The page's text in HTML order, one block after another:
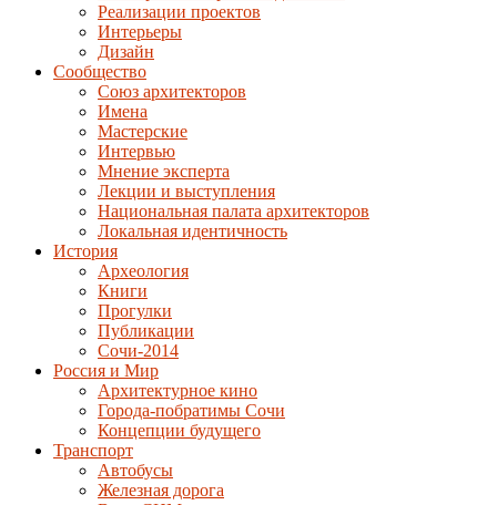
Реализации проектов
Интерьеры
Дизайн
Сообщество
Союз архитекторов
Имена
Мастерские
Интервью
Мнение эксперта
Лекции и выступления
Национальная палата архитекторов
Локальная идентичность
История
Археология
Книги
Прогулки
Публикации
Сочи-2014
Россия и Мир
Архитектурное кино
Города-побратимы Сочи
Концепции будущего
Транспорт
Автобусы
Железная дорога